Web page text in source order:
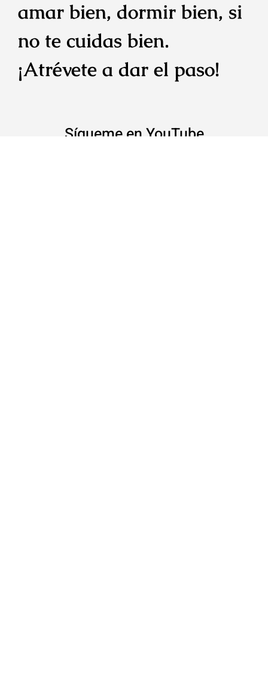
amar bien, dormir bien, si
no te cuidas bien.
¡Atrévete a dar el paso!
Sígueme en YouTube